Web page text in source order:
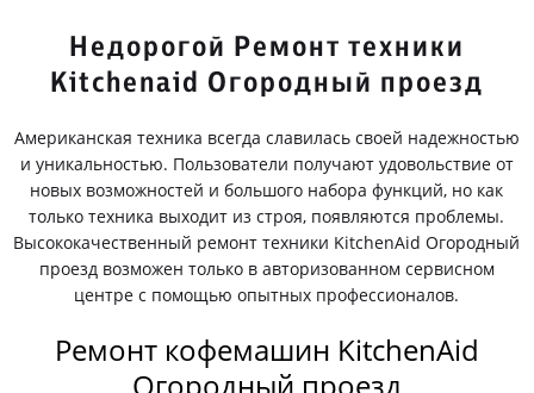
Недорогой Ремонт техники
Kitchenaid Огородный проезд
Американская техника всегда славилась своей надежностью
и уникальностью. Пользователи получают удовольствие от
новых возможностей и большого набора функций, но как
только техника выходит из строя, появляются проблемы.
Высококачественный ремонт техники KitchenAid Огородный
проезд возможен только в авторизованном сервисном
центре с помощью опытных профессионалов.
Ремонт кофемашин KitchenAid